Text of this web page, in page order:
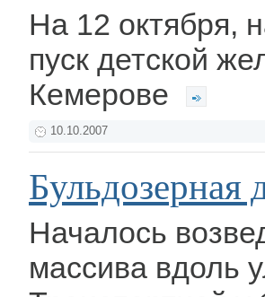
На 12 октября,
пуск детской
Кемерове
10.10.2007
Бульдозерная
Началось
массива вдоль